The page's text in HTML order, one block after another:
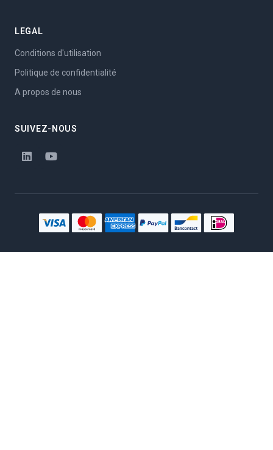
LEGAL
Conditions d'utilisation
Politique de confidentialité
A propos de nous
SUIVEZ-NOUS